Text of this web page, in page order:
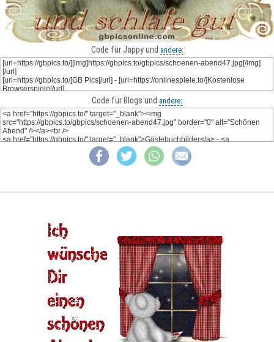
Code für Jappy und andere:
Code für Blogs und andere: